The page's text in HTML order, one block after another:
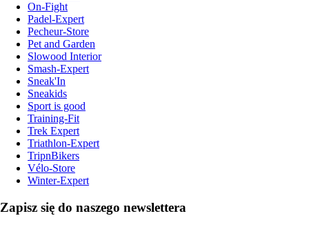
On-Fight
Padel-Expert
Pecheur-Store
Pet and Garden
Slowood Interior
Smash-Expert
Sneak'In
Sneakids
Sport is good
Training-Fit
Trek Expert
Triathlon-Expert
TripnBikers
Vélo-Store
Winter-Expert
Zapisz się do naszego newslettera